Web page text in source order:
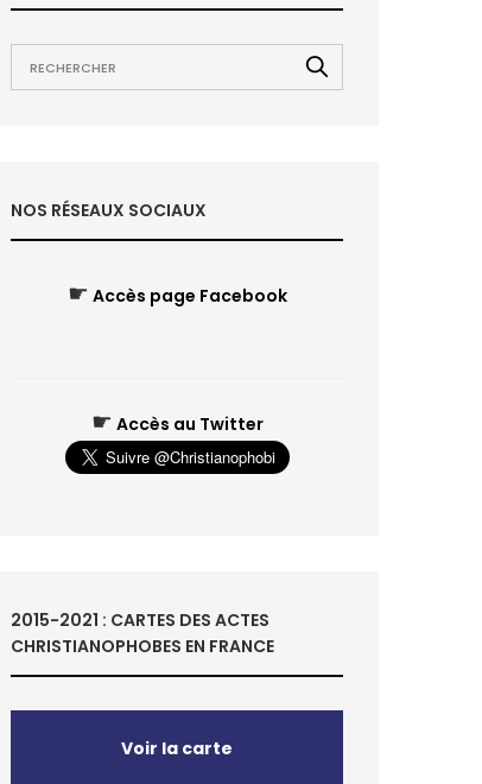
NOS RÉSEAUX SOCIAUX
☛ Accès page Facebook
☛ Accès au Twitter
2015-2021 : CARTES DES ACTES
CHRISTIANOPHOBES EN FRANCE
Voir la carte